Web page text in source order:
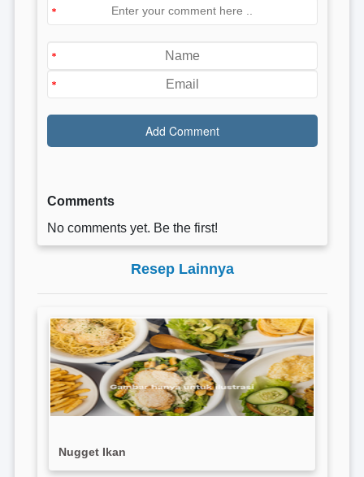
Comments
No comments yet. Be the first!
Resep Lainnya
Nugget Ikan